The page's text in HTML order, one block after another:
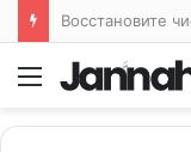
Меню